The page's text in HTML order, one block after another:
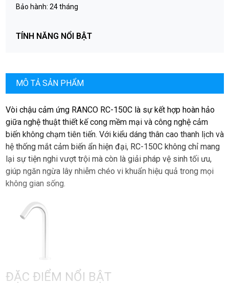
Bảo hành: 24 tháng
TÍNH NĂNG NỔI BẬT
Cơ chế nguồn điện kép linh hoạt
Giải pháp tiết kiệm nước thông minh
Chất liệu Đồng thau tinh khiết mạ Chrome an toàn cho sức
khỏe
MÔ TẢ SẢN PHẨM
Vòi chậu cảm ứng RANCO RC-150C là sự kết hợp hoàn hảo
giữa nghệ thuật thiết kế cong mềm mại và công nghệ cảm
biến không chạm tiên tiến. Với kiểu dáng thân cao thanh lịch và
hệ thống mắt cảm biến ẩn hiện đại, RC-150C không chỉ mang
lại sự tiện nghi vượt trội mà còn là giải pháp vệ sinh tối ưu,
giúp ngăn ngừa lây nhiễm chéo vi khuẩn hiệu quả trong mọi
không gian sống.
ĐẶC ĐIỂM NỔI BẬT